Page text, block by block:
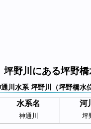
坪野川にある坪野
川水系 坪野川（坪野橋水
水系名 河
神通川 坪